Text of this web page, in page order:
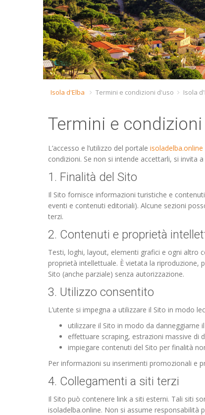
Isola d'Elba Termini e condizioni d'uso Isola
Termini e condizioni
L’accesso e l’utilizzo del portale isoladelba.online
condizioni. Se non si intende accettarli, si invita
1. Finalità del Sito
Il Sito fornisce informazioni turistiche e
eventi e contenuti editoriali). Alcune sezioni
terzi.
2. Contenuti e proprietà
Testi, loghi, layout, elementi grafici e ogni altro
proprietà intellettuale. È vietata la riproduzione,
Sito (anche parziale) senza autorizzazione.
3. Utilizzo consentito
L’utente si impegna a utilizzare il Sito in modo
utilizzare il Sito in modo da
effettuare scraping, estrazioni massive di
impiegare contenuti del Sito per finalità
Per informazioni su inserimenti promozionali e
4. Collegamenti a siti terzi
Il Sito può contenere link a siti esterni. Tali siti
isoladelba.online. Non si assume responsabilità